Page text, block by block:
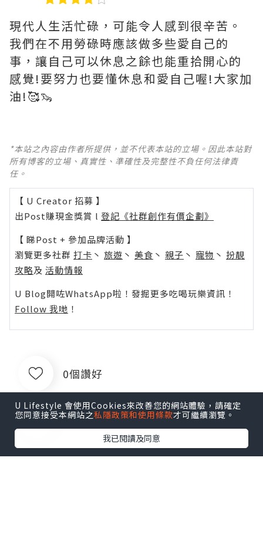
現代人生活忙碌，可能令人感到很辛苦。
我們在不用勞碌時應該做多些愛自己的
事，讓自己可以休息之餘也能重拾開心的
感覺!要努力也要懂休息和愛自己喔!大家加
油!🥰🦦
*本站之內容由作者所提供，並不代表本站的立場。因此本站對
所有博客的立場、真實性、準確性及完整性不負任何法律責
任。
【 U Creator 招募 】
出Post賺現金獎賞 l 登記《社群創作有價企劃》
【 睇Post + 參加品牌活動 】
瀏覽更多社群 打卡 丶 旅遊 丶 美食 丶 親子 丶 寵物 丶 扮靚
攻略及 活動情報
U Blog開咗WhatsApp啦！發掘更多吃喝玩樂資訊！
Follow 我哋 ！
0個讚好
收藏
U Lifestyle 會使用Cookies來改善您的網站體驗，請確定
您同意接受本網站之私隱政策和使用條款才可繼續瀏覽。
我已閱讀及同意